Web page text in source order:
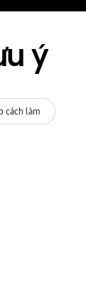
ý
cách làm